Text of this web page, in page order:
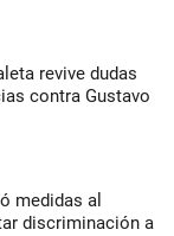
revive dudas
contra Gustavo
medidas al
discriminación a